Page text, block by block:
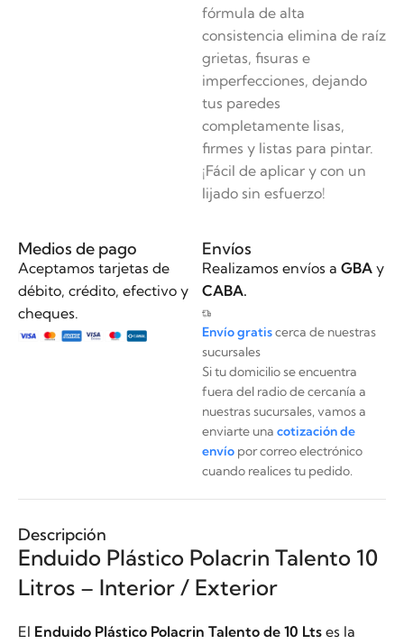
fórmula de alta
consistencia elimina de raíz
grietas, fisuras e
imperfecciones, dejando
tus paredes
completamente lisas,
firmes y listas para pintar.
¡Fácil de aplicar y con un
lijado sin esfuerzo!
Medios de pago
Aceptamos tarjetas de
débito, crédito, efectivo y
cheques.
Envíos
Realizamos envíos a GBAy
CABA.
Envío gratiscerca de nuestras
sucursales
Si tu domicilio se encuentra
fuera del radio de cercanía a
nuestras sucursales, vamos a
enviarte una cotización de
envíopor correo electrónico
cuando realices tu pedido.
Descripción
Enduido Plástico Polacrin Talento 10
Litros – Interior / Exterior
El Enduido Plástico Polacrin Talento de 10 Lts es la